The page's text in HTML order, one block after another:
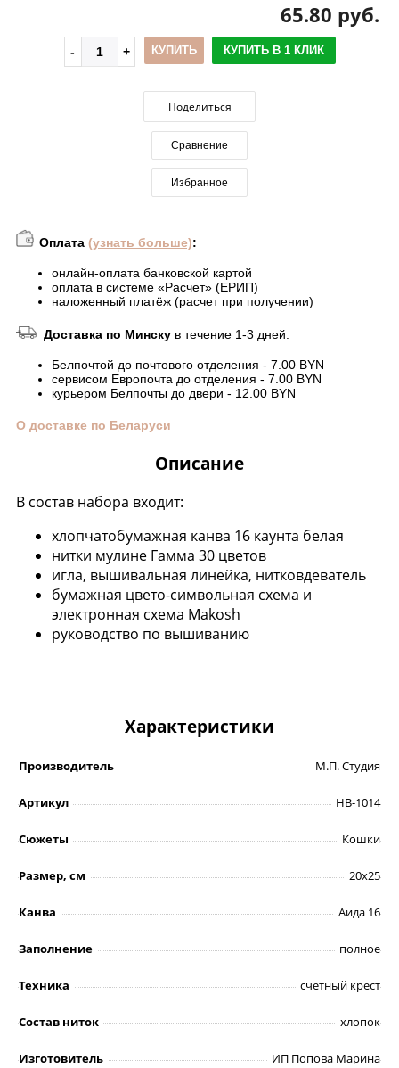
65.80 руб.
КУПИТЬ КУПИТЬ В 1 КЛИК
Поделиться
Сравнение
Избранное
Оплата (узнать больше):
онлайн-оплата банковской картой
оплата в системе «Расчет» (ЕРИП)
наложенный платёж (расчет при получении)
Доставка по Минску в течение 1-3 дней:
Белпочтой до почтового отделения - 7.00 BYN
сервисом Европочта до отделения - 7.00 BYN
курьером Белпочты до двери - 12.00 BYN
О доставке по Беларуси
Описание
В состав набора входит:
хлопчатобумажная канва 16 каунта белая
нитки мулине Гамма 30 цветов
игла, вышивальная линейка, нитковдеватель
бумажная цвето-символьная схема и
электронная схема Makosh
руководство по вышиванию
Характеристики
Производитель М.П. Студия
Артикул НВ-1014
Сюжеты Кошки
Размер, см 20х25
Канва Аида 16
Заполнение полное
Техника счетный крест
Состав ниток хлопок
Изготовитель
ИП Попова Марина